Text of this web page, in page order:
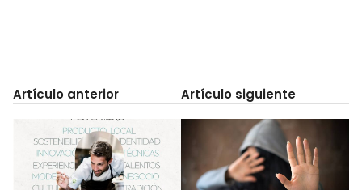
Artículo anterior Artículo siguiente